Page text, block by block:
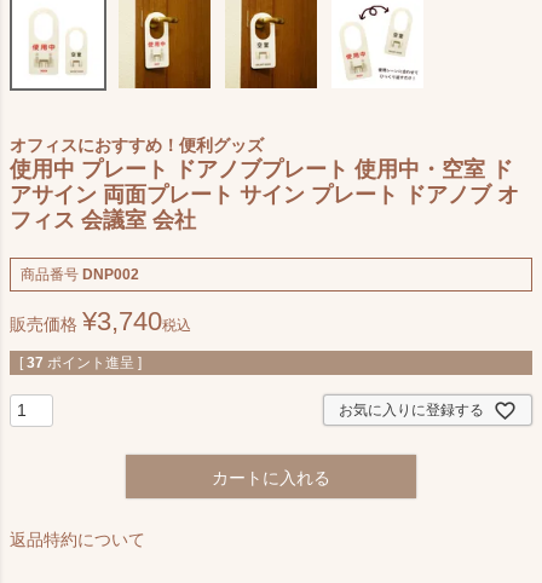
オフィスにおすすめ！便利グッズ
使用中 プレート ドアノブプレート 使用中・空室 ド
アサイン 両面プレート サイン プレート ドアノブ オ
フィス 会議室 会社
商品番号 DNP002
販売価格 ¥3,740税込
[ 37 ポイント進呈 ]
お気に入りに登録する
カートに入れる
返品特約について